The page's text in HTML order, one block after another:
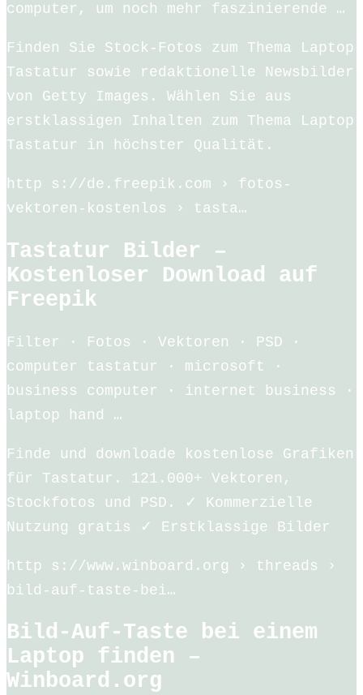
computer, um noch mehr faszinierende …
Finden Sie Stock-Fotos zum Thema Laptop
Tastatur sowie redaktionelle Newsbilder
von Getty Images. Wählen Sie aus
erstklassigen Inhalten zum Thema Laptop
Tastatur in höchster Qualität.
http s://de.freepik.com › fotos-
vektoren-kostenlos › tasta…
Tastatur Bilder –
Kostenloser Download auf
Freepik
Filter · Fotos · Vektoren · PSD ·
computer tastatur · microsoft ·
business computer · internet business ·
laptop hand …
Finde und downloade kostenlose Grafiken
für Tastatur. 121.000+ Vektoren,
Stockfotos und PSD. ✓ Kommerzielle
Nutzung gratis ✓ Erstklassige Bilder
http s://www.winboard.org › threads ›
bild-auf-taste-bei…
Bild-Auf-Taste bei einem
Laptop finden –
Winboard.org